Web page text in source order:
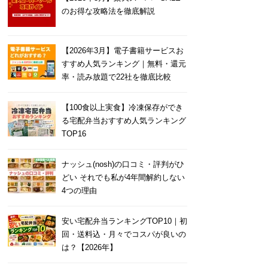
のお得な攻略法を徹底解説
【2026年3月】電子書籍サービスお
すすめ人気ランキング｜無料・還元
率・読み放題で22社を徹底比較
【100食以上実食】冷凍保存ができ
る宅配弁当おすすめ人気ランキング
TOP16
ナッシュ(nosh)の口コミ・評判がひ
どい それでも私が4年間解約しない
4つの理由
安い宅配弁当ランキングTOP10｜初
回・送料込・月々でコスパが良いの
は？【2026年】